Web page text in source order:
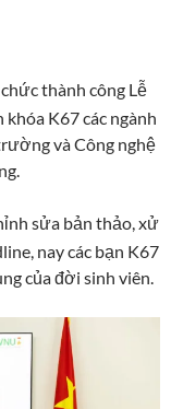
thành công Lễ
K67 các ngành
và Công nghệ
sửa bản thảo, xử
nay các bạn K67
của đời sinh viên.